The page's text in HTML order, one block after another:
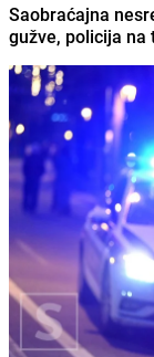
Saobraćajna
gužve, policija na